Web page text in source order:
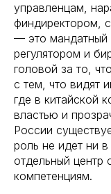
управленцам,
финдиректором,
— это мандатный
регулятором и
головой за то,
с тем, что видят
где в китайской
властью и
России
роль не идет ни
отдельный центр
компетенциям.